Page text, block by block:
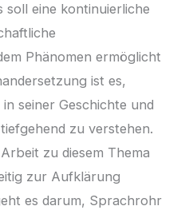
soll eine kontinuierliche
Phänomen ermöglicht
ist es,
seiner Geschichte und
zu verstehen.
zu diesem Thema
zur Aufklärung
es darum, Sprachrohr